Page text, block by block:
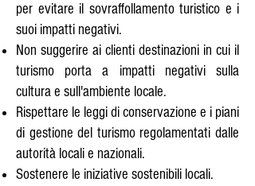
per evitare il sovraffollamento turistico e i
suoi impatti negativi.
Non suggerire ai clienti destinazioni in cui il
turismo porta a impatti negativi sulla
cultura e sull'ambiente locale.
Rispettare le leggi di conservazione e i piani
di gestione del turismo regolamentati dalle
autorità locali e nazionali.
Sostenere le iniziative sostenibili locali.